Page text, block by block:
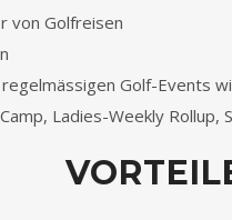
von Golfreisen
Golf-Events
Ladies-Weekly Rollup,